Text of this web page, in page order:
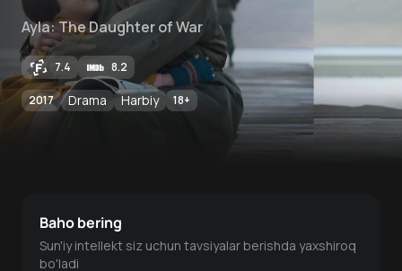
Ayla: The Daughter of War
7.4 8.2
2017 Drama Harbiy 18+
Baho bering
Sun'iy intellekt siz uchun tavsiyalar berishda yaxshiroq
bo'ladi